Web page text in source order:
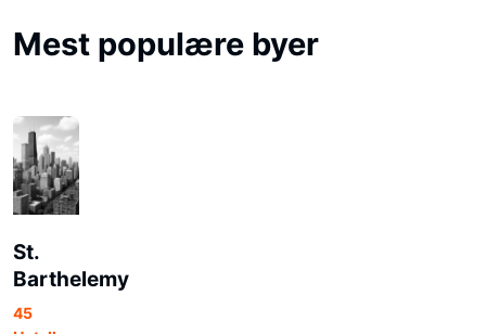
Mest populære byer
St.
Barthelemy
45